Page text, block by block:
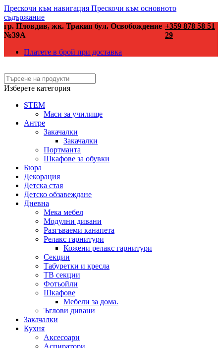
Прескочи към навигация Прескочи към основното
съдържание
гр. Пловдив, жк. Тракия бул. Освобождение
№39А
+359 878 58 51
29
Платете в брой при доставка
Изберете категория
STEM
Маси за училище
Антре
Закачалки
Закачалки
Портманта
Шкафове за обувки
Бюра
Декорация
Детска стая
Детско обзавеждане
Дневна
Мека мебел
Модулни дивани
Разгъваеми канапета
Релакс гарнитури
Кожени релакс гарнитури
Секции
Табуретки и кресла
ТВ секции
Фотьойли
Шкафове
Мебели за дома.
Ъглови дивани
Закачалки
Кухня
Аксесоари
Аспиратори